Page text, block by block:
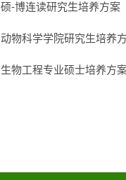
硕-博连读研究生培养方案
动物科学学院研究生培养
生物工程专业硕士培养方